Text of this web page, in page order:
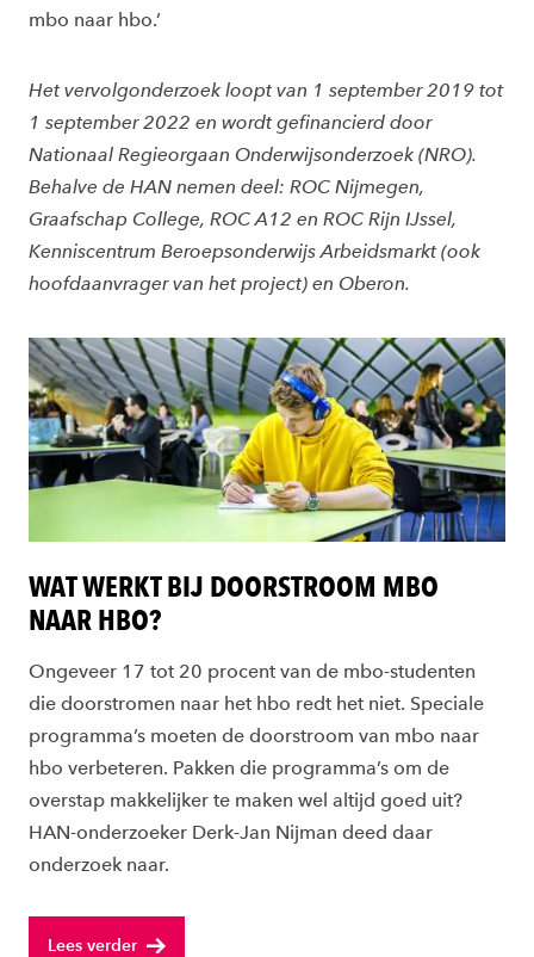
mbo naar hbo.’
Het vervolgonderzoek loopt van 1 september 2019 tot
1 september 2022 en wordt gefinancierd door
Nationaal Regieorgaan Onderwijsonderzoek (NRO).
Behalve de HAN nemen deel: ROC Nijmegen,
Graafschap College, ROC A12 en ROC Rijn IJssel,
Kenniscentrum Beroepsonderwijs Arbeidsmarkt (ook
hoofdaanvrager van het project) en Oberon.
WAT WERKT BIJ DOORSTROOM MBO
NAAR HBO?
Ongeveer 17 tot 20 procent van de mbo-studenten
die doorstromen naar het hbo redt het niet. Speciale
programma’s moeten de doorstroom van mbo naar
hbo verbeteren. Pakken die programma’s om de
overstap makkelijker te maken wel altijd goed uit?
HAN-onderzoeker Derk-Jan Nijman deed daar
onderzoek naar.
Lees verder